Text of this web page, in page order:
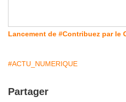
Lancement de #Contribuez par le
#ACTU_NUMERIQUE
Partager